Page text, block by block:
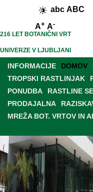
abc ABC
A+ A-
216 LET BOTANIČNI VRT
UNIVERZE V LJUBLJANI
INFORMACIJE DOMOV
TROPSKI RASTLINJAK
PONUDBA
RASTLINE
PRODAJALNA
MREŽA BOT. VRTOV IN